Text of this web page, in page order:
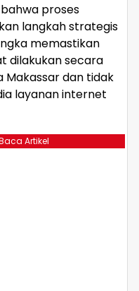
proses
langkah strategis
memastikan
dilakukan secara
Makassar dan tidak
layanan internet
Artikel